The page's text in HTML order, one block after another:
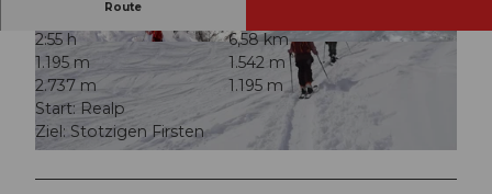
nregion Andermatt
© Andermatt-Urserntal Tourismus GmbH, Ferie
Route
2:55 h
6,58 km
1.195 m
1.542 m
2.737 m
1.195 m
Start: Realp
Ziel: Stotzigen Firsten